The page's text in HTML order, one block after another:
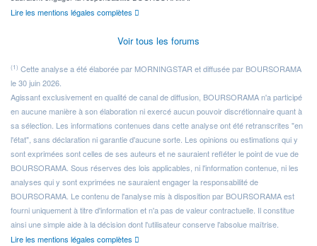
Lire les mentions légales complètes
Voir tous les forums
(1) Cette analyse a été élaborée par MORNINGSTAR et diffusée par BOURSORAMA
le 30 juin 2026.
Agissant exclusivement en qualité de canal de diffusion, BOURSORAMA n'a participé
en aucune manière à son élaboration ni exercé aucun pouvoir discrétionnaire quant à
sa sélection. Les informations contenues dans cette analyse ont été retranscrites "en
l'état", sans déclaration ni garantie d'aucune sorte. Les opinions ou estimations qui y
sont exprimées sont celles de ses auteurs et ne sauraient refléter le point de vue de
BOURSORAMA. Sous réserves des lois applicables, ni l'information contenue, ni les
analyses qui y sont exprimées ne sauraient engager la responsabilité de
BOURSORAMA. Le contenu de l'analyse mis à disposition par BOURSORAMA est
fourni uniquement à titre d'information et n'a pas de valeur contractuelle. Il constitue
ainsi une simple aide à la décision dont l'utilisateur conserve l'absolue maîtrise.
Lire les mentions légales complètes